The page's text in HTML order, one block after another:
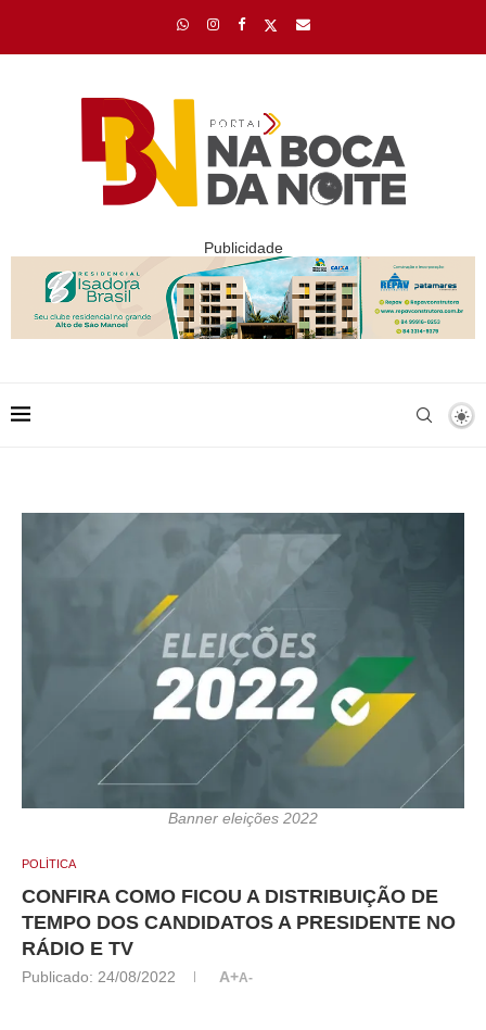
Publicidade
Banner eleições 2022
POLÍTICA
CONFIRA COMO FICOU A DISTRIBUIÇÃO DE
TEMPO DOS CANDIDATOS A PRESIDENTE NO
RÁDIO E TV
Publicado: 24/08/2022 A+A-